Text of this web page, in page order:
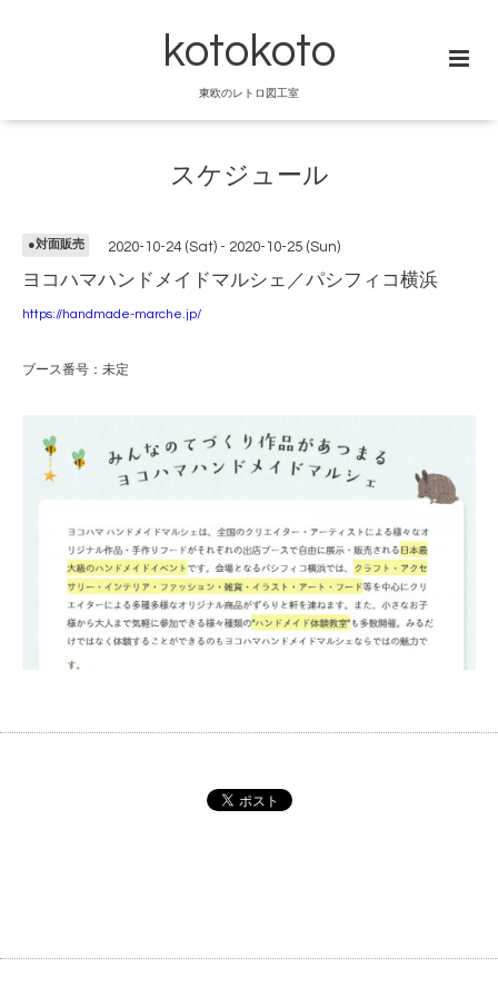
kotokoto
東欧のレトロ図工室
スケジュール
●対面販売 2020-10-24 (Sat) - 2020-10-25 (Sun)
ヨコハマハンドメイドマルシェ／パシフィコ横浜
https://handmade-marche.jp/
ブース番号：未定